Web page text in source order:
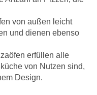
von außen leicht
und dienen ebenso
erfüllen alle
von Nutzen sind,
Design.